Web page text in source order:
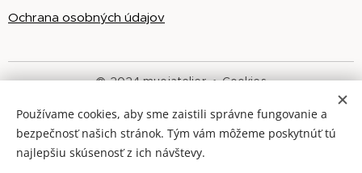
Ochrana osobných údajov
@ 2024 muoiatelier Cookies
Jazyky
Slovenčina
English
Používame cookies, aby sme zaistili správne fungovanie a
bezpečnosť našich stránok. Tým vám môžeme poskytnúť tú
najlepšiu skúsenosť z ich návštevy.